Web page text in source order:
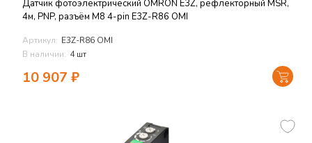
Датчик фотоэлектрический OMRON E3Z, рефлекторный MSR,
4м, PNP, разъём M8 4-pin E3Z-R86 OMI
Артикул: E3Z-R86 OMI
В наличии: 4 шт
10 907 ₽